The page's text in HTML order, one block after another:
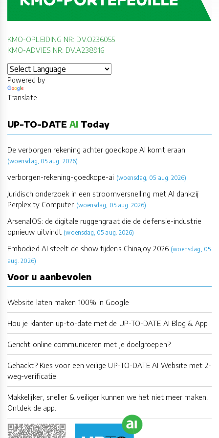
KMO-OPLEIDING NR: DV.O236055
KMO-ADVIES NR: DV.A238916
Powered by
Translate
UP-TO-DATE AI Today
De verborgen rekening achter goedkope AI komt eraan
(woensdag, 05 aug. 2026)
verborgen-rekening-goedkope-ai (woensdag, 05 aug. 2026)
Juridisch onderzoek in een stroomversnelling met AI dankzij
Perplexity Computer (woensdag, 05 aug. 2026)
ArsenalOS: de digitale ruggengraat die de defensie-industrie
opnieuw uitvindt (woensdag, 05 aug. 2026)
Embodied AI steelt de show tijdens ChinaJoy 2026 (woensdag, 05
aug. 2026)
Voor u aanbevolen
Website laten maken 100% in Google
Hou je klanten up-to-date met de UP-TO-DATE AI Blog & App
Gericht online communiceren met je doelgroepen?
Gehackt? Kies voor een veilige UP-TO-DATE AI Website met 2-
weg-verificatie
Makkelijker, sneller & veiliger kunnen we het niet meer maken.
Ontdek de app.